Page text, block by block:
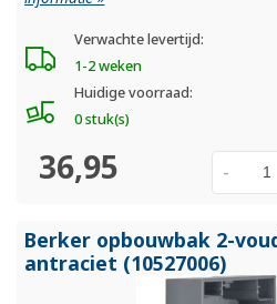
Verwachte levertijd:
1-2 weken
Huidige voorraad:
0 stuk(s)
36,95 -
Berker opbouwbak 2-
antraciet (10527006)